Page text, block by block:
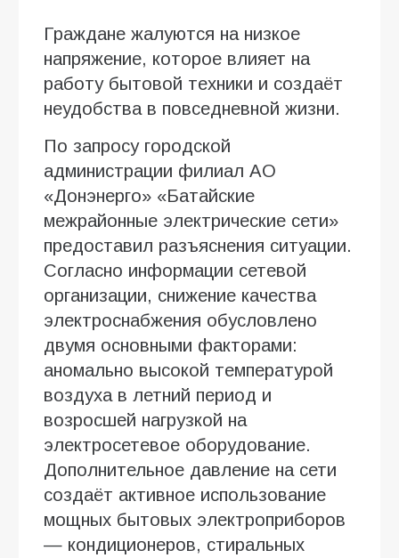
Граждане жалуются на низкое
напряжение, которое влияет на
работу бытовой техники и создаёт
неудобства в повседневной жизни.
По запросу городской
администрации филиал АО
«Донэнерго» «Батайские
межрайонные электрические сети»
предоставил разъяснения ситуации.
Согласно информации сетевой
организации, снижение качества
электроснабжения обусловлено
двумя основными факторами:
аномально высокой температурой
воздуха в летний период и
возросшей нагрузкой на
электросетевое оборудование.
Дополнительное давление на сети
создаёт активное использование
мощных бытовых электроприборов
— кондиционеров, стиральных